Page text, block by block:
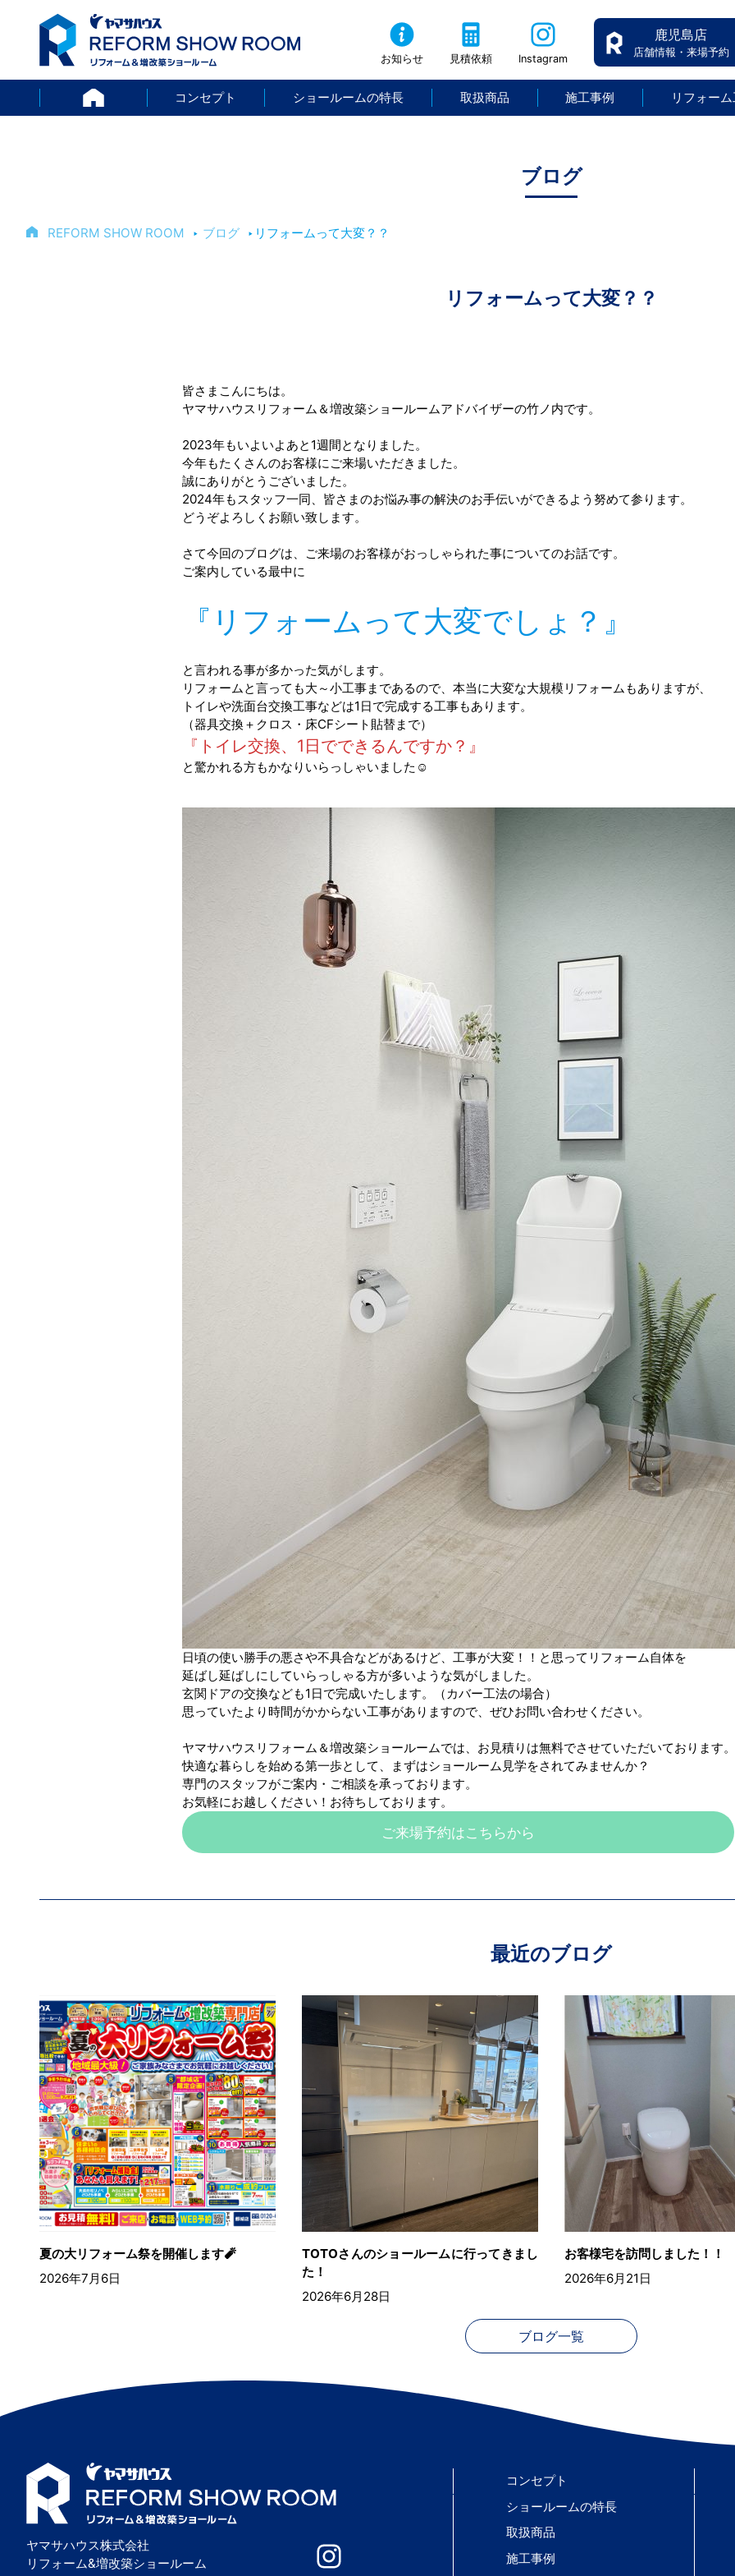
お知らせ 見積依頼 Instagram
鹿児島店
店舗情報・来場予約
HOMEコンセプト ショールームの特長 取扱商品 施工事例 リフォー
ブログ
REFORM SHOW ROOM ‣ ブログ ‣ リフォームって大変？？
リフォームって大変？？
皆さまこんにちは。
ヤマサハウスリフォーム＆増改築ショールームアドバイザーの竹ノ内です。
2023年もいよいよあと1週間となりました。
今年もたくさんのお客様にご来場いただきました。
誠にありがとうございました。
2024年もスタッフ一同、皆さまのお悩み事の解決のお手伝いができるよう努めて参ります。
どうぞよろしくお願い致します。
さて今回のブログは、ご来場のお客様がおっしゃられた事についてのお話です。
ご案内している最中に
『リフォームって大変でしょ？』
と言われる事が多かった気がします。
リフォームと言っても大～小工事まであるので、本当に大変な大規模リフォームもありますが、
トイレや洗面台交換工事などは1日で完成する工事もあります。
（器具交換＋クロス・床CFシート貼替まで）
『トイレ交換、1日でできるんですか？』
と驚かれる方もかなりいらっしゃいました☺
日頃の使い勝手の悪さや不具合などがあるけど、工事が大変！！と思ってリフォーム自体を
延ばし延ばしにしていらっしゃる方が多いような気がしました。
玄関ドアの交換なども1日で完成いたします。（カバー工法の場合）
思っていたより時間がかからない工事がありますので、ぜひお問い合わせください。
ヤマサハウスリフォーム＆増改築ショールームでは、お見積りは無料でさせていただいております。
快適な暮らしを始める第一歩として、まずはショールーム見学をされてみませんか？
専門のスタッフがご案内・ご相談を承っております。
お気軽にお越しください！お待ちしております。
ご来場予約はこちらから
最近のブログ
夏の大リフォーム祭を開催します🧨
2026年7月6日
TOTOさんのショールームに行ってきまし
た！
2026年6月28日
お客様宅を訪問しました！！
2026年6月21日
ブログ一覧
ヤマサハウス株式会社
リフォーム&増改築ショールーム
コンセプト
ショールームの特長
取扱商品
施工事例